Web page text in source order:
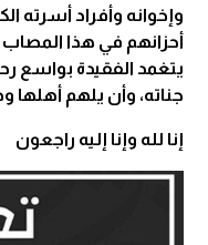
وإخوانه وأفراد أسرته
أحزانهم في هذا المصاب
يتغمد الفقيدة بواسع
جناته، وأن يلهم أهلها
إنا لله وإنا إليه راجعون